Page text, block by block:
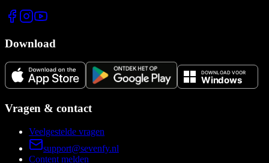
Download
Vragen & contact
Veelgestelde vragen
support@sevenfy.nl
Content melden